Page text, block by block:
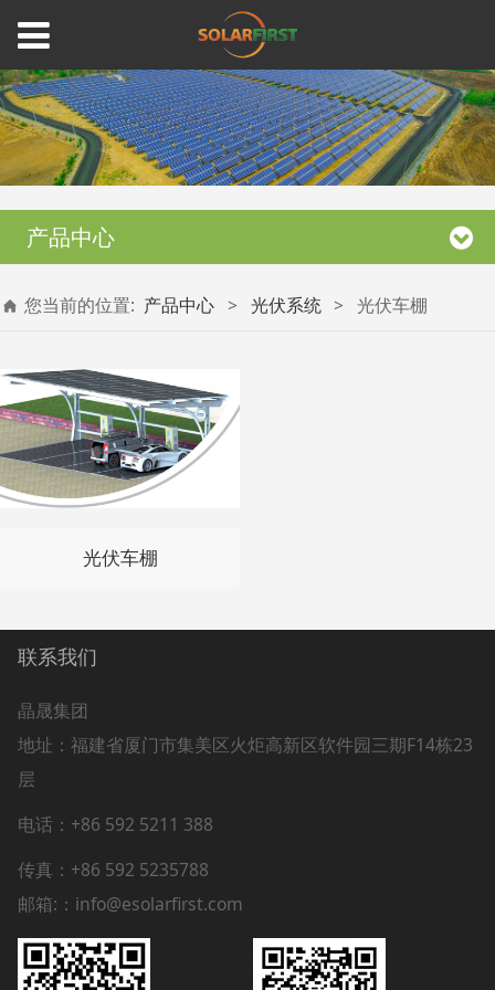
产品中心
您当前的位置: 产品中心 > 光伏系统 > 光伏车棚
光伏车棚
联系我们
晶晟集团
地址： 福建省厦门市集美区火炬高新区软件园三期F14栋23
层
电话：+86 592 5211 388
传真：+86 592 5235788
邮箱:：info@esolarfirst.com